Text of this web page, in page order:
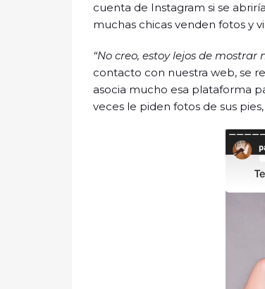
cuenta de Instagram si se
muchas chicas venden fotos y
“No creo, estoy lejos de mostrar
contacto con nuestra web, se
asocia mucho esa plataforma
veces le piden fotos de sus